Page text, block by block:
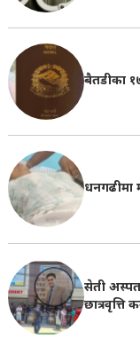
बैतडीका
धनगढीमा
सेती
छात्रवृत्ति